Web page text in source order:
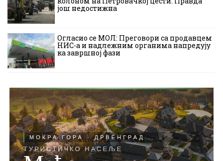
још недостижна
Огласио се МОЛ: Преговори са продавцем
НИС-а и надлежним органима напредују
ка завршној фази